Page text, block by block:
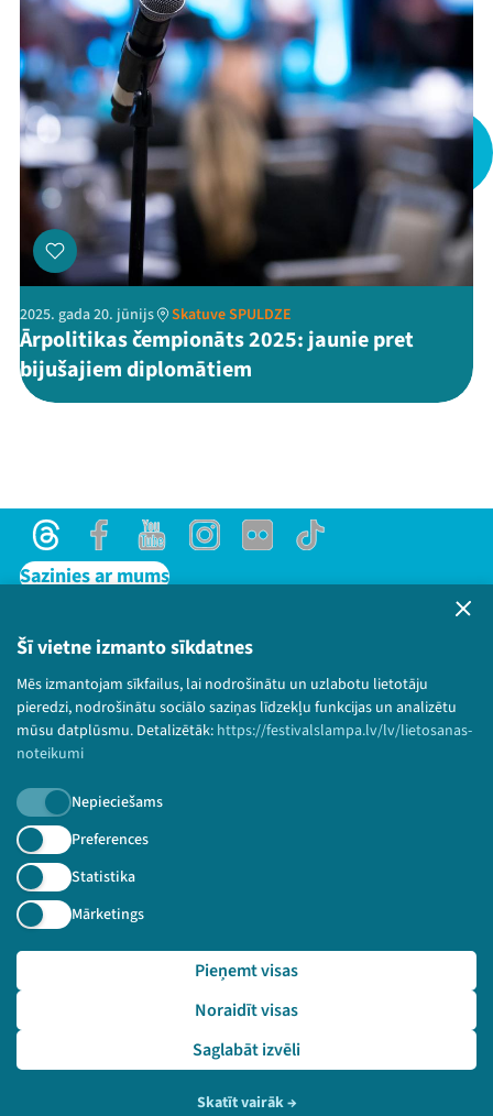
Šī vietne izmanto sīkdatnes
Mēs izmantojam sīkfailus, lai nodrošinātu un uzlabotu lietotāju
pieredzi, nodrošinātu sociālo saziņas līdzekļu funkcijas un analizētu
mūsu datplūsmu. Detalizētāk: https://festivalslampa.lv/lv/lietosanas-
noteikumi
Nepieciešams
Preferences
Statistika
Mārketings
Saglabāt izvēli
Noraidīt visas
Pieņemt visas
Skatīt vairāk→
Kontakti
ThreadsFacebookYoutube
X Instagram
Flick TikTok
2025. gada 20. jūnijs Skatuve SPULDZE
Ārpolitikas čempionāts 2025: jaunie pret
bijušajiem diplomātiem
ThreadsFacebookYoutubeInstagram
Flick TikTok
Sazinies ar mums
Lietošanas noteikumi un sīkdatņu politika
Bērnu aizsardzības politika
© 2026 Sarunu festivāls LAMPA Visas tiesības
paturētas.
Piesakies jaunumiem!
Nepalaid garām aktuālāko informāciju!
Pieteikties
🔗 https://festivalslampa.lv/lv/dalibnieki/6738